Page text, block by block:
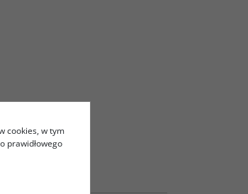
cookies, w tym
prawidłowego